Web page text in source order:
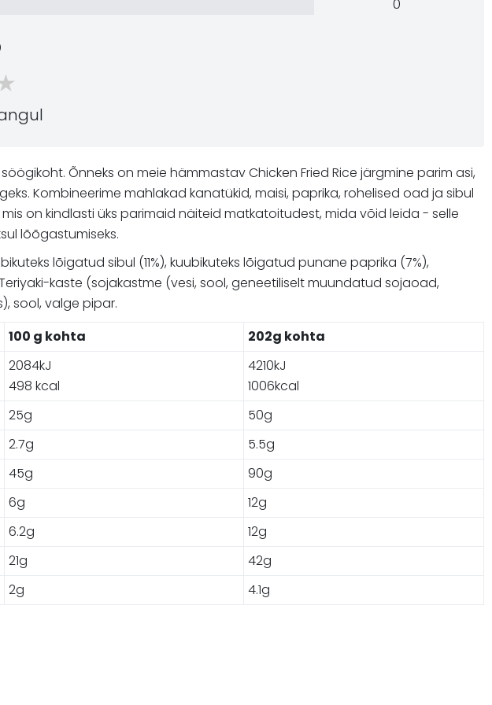
0
Õnneks on meie hämmastav Chicken Fried Rice järgmine parim asi,
Kombineerime mahlakad kanatükid, maisi, paprika, rohelised oad ja sibul
on kindlasti üks parimaid näiteid matkatoitudest, mida võid leida - selle
lõõgastumiseks.
lõigatud sibul (11%), kuubikuteks lõigatud punane paprika (7%),
kaste (sojakastme (vesi, sool, geneetiliselt muundatud sojaoad,
sool, valge pipar.
100 g kohta 202g kohta
2084kJ
498 kcal
4210kJ
1006kcal
25g
50g
2.7g
5.5g
45g
90g
6g
12g
6.2g
12g
21g
42g
2g 4.1g